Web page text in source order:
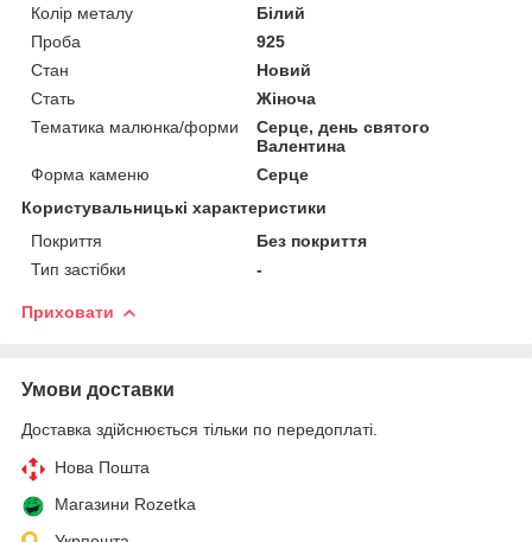
Колір металу
Білий
Проба
925
Стан
Новий
Стать
Жіноча
Тематика малюнка/форми
Серце, день святого
Валентина
Форма каменю
Серце
Користувальницькі характеристики
Покриття
Без покриття
Тип застібки
-
Приховати
Умови доставки
Доставка здійснюється тільки по передоплаті.
Нова Пошта
Магазини Rozetka